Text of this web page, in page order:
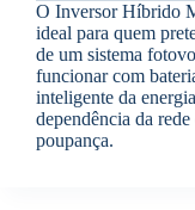
O Inversor Híbrido
ideal para quem
de um sistema
funcionar com
inteligente da
dependência da
poupança.